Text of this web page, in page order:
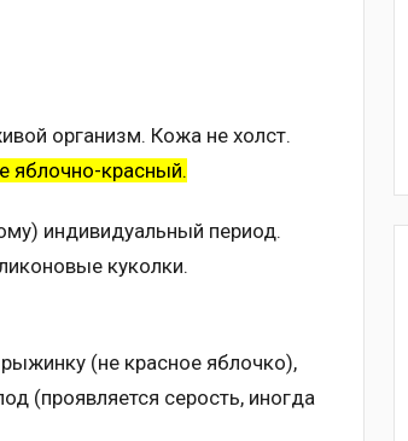
организм. Кожа не холст.
яблочно-красный.
индивидуальный период.
куколки.
(не красное яблочко),
(проявляется серость, иногда